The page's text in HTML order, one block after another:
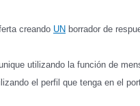
creando UN borrador de
utilizando la función de
el perfil que tenga en el